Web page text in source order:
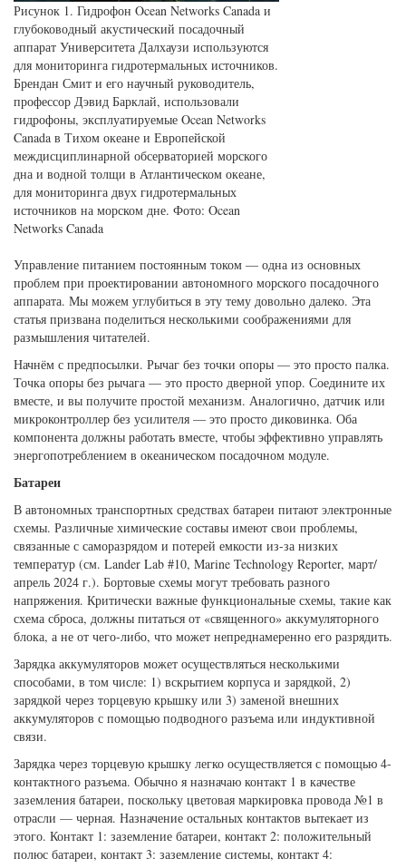
Рисунок 1. Гидрофон Ocean Networks Canada и
глубоководный акустический посадочный
аппарат Университета Далхаузи используются
для мониторинга гидротермальных источников.
Брендан Смит и его научный руководитель,
профессор Дэвид Барклай, использовали
гидрофоны, эксплуатируемые Ocean Networks
Canada в Тихом океане и Европейской
междисциплинарной обсерваторией морского
дна и водной толщи в Атлантическом океане,
для мониторинга двух гидротермальных
источников на морском дне. Фото: Ocean
Networks Canada
Управление питанием постоянным током — одна из основных
проблем при проектировании автономного морского посадочного
аппарата. Мы можем углубиться в эту тему довольно далеко. Эта
статья призвана поделиться несколькими соображениями для
размышления читателей.
Начнём с предпосылки. Рычаг без точки опоры — это просто палка.
Точка опоры без рычага — это просто дверной упор. Соедините их
вместе, и вы получите простой механизм. Аналогично, датчик или
микроконтроллер без усилителя — это просто диковинка. Оба
компонента должны работать вместе, чтобы эффективно управлять
энергопотреблением в океаническом посадочном модуле.
Батареи
В автономных транспортных средствах батареи питают электронные
схемы. Различные химические составы имеют свои проблемы,
связанные с саморазрядом и потерей емкости из-за низких
температур (см. Lander Lab #10, Marine Technology Reporter, март/
апрель 2024 г.). Бортовые схемы могут требовать разного
напряжения. Критически важные функциональные схемы, такие как
схема сброса, должны питаться от «священного» аккумуляторного
блока, а не от чего-либо, что может непреднамеренно его разрядить.
Зарядка аккумуляторов может осуществляться несколькими
способами, в том числе: 1) вскрытием корпуса и зарядкой, 2)
зарядкой через торцевую крышку или 3) заменой внешних
аккумуляторов с помощью подводного разъема или индуктивной
связи.
Зарядка через торцевую крышку легко осуществляется с помощью 4-
контактного разъема. Обычно я назначаю контакт 1 в качестве
заземления батареи, поскольку цветовая маркировка провода №1 в
отрасли — черная. Назначение остальных контактов вытекает из
этого. Контакт 1: заземление батареи, контакт 2: положительный
полюс батареи, контакт 3: заземление системы, контакт 4: